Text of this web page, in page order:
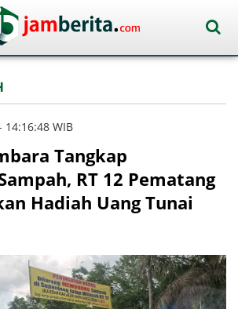
14:16:48 WIB
Tangkap
RT 12 Pematang
Hadiah Uang Tunai